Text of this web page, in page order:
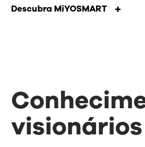
Descubra MiYOSMART
visionários